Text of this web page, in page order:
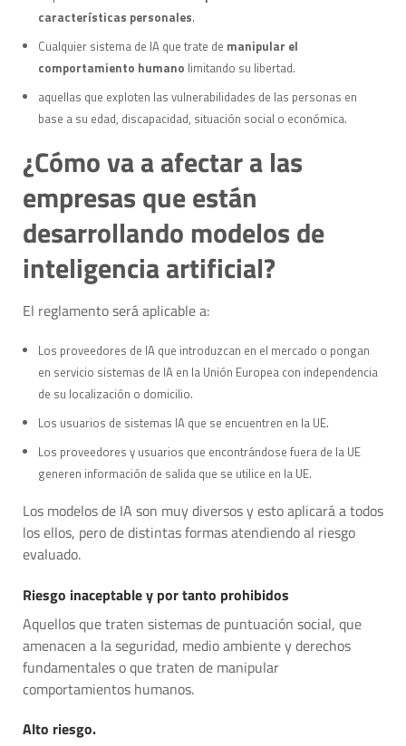
características personales.
Cualquier sistema de IA que trate de manipular el
comportamiento humano limitando su libertad.
aquellas que exploten las vulnerabilidades de las personas en
base a su edad, discapacidad, situación social o económica.
¿Cómo va a afectar a las
empresas que están
desarrollando modelos de
inteligencia artificial?
El reglamento será aplicable a:
Los proveedores de IA que introduzcan en el mercado o pongan
en servicio sistemas de IA en la Unión Europea con independencia
de su localización o domicilio.
Los usuarios de sistemas IA que se encuentren en la UE.
Los proveedores y usuarios que encontrándose fuera de la UE
generen información de salida que se utilice en la UE.
Los modelos de IA son muy diversos y esto aplicará a todos
los ellos, pero de distintas formas atendiendo al riesgo
evaluado.
Riesgo inaceptable y por tanto prohibidos
Aquellos que traten sistemas de puntuación social, que
amenacen a la seguridad, medio ambiente y derechos
fundamentales o que traten de manipular
comportamientos humanos.
Alto riesgo.